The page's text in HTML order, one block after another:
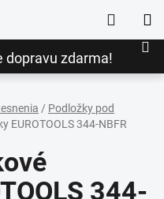
dopravu zdarma!
Hľadať
/ Podložky pod
EUROTOOLS 344-NBFR
344-